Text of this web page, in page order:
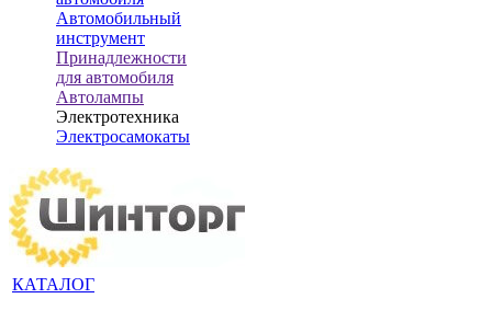
Автомобильный
инструмент
Принадлежности
для автомобиля
Автолампы
Электротехника
Электросамокаты
КАТАЛОГ